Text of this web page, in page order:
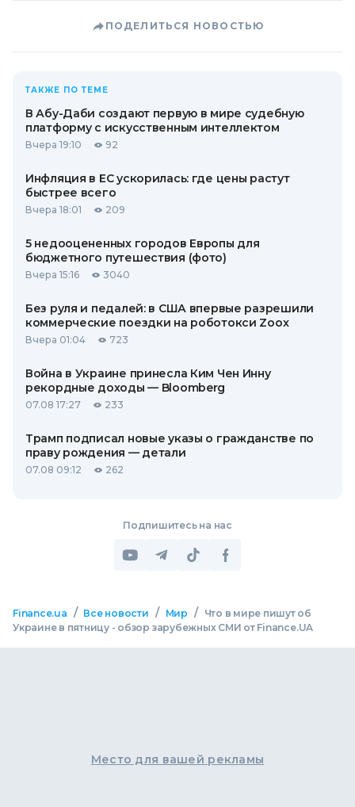
ПОДЕЛИТЬСЯ НОВОСТЬЮ
ТАКЖЕ ПО ТЕМЕ
В Абу-Даби создают первую в мире судебную
платформу с искусственным интеллектом
Вчера 19:10 92
Инфляция в ЕС ускорилась: где цены растут
быстрее всего
Вчера 18:01 209
5 недооцененных городов Европы для
бюджетного путешествия (фото)
Вчера 15:16 3040
Без руля и педалей: в США впервые разрешили
коммерческие поездки на роботокси Zoox
Вчера 01:04 723
Война в Украине принесла Ким Чен Инну
рекордные доходы — Bloomberg
07.08 17:27 233
Трамп подписал новые указы о гражданстве по
праву рождения — детали
07.08 09:12 262
Подпишитесь на нас
Finance.ua / Все новости / Мир /
Что в мире пишут об
Украине в пятницу - обзор зарубежных СМИ от Finance.UA
Место для вашей рекламы